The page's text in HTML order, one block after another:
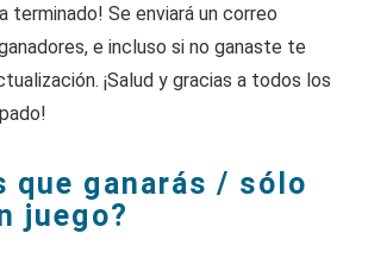
terminado! Se enviará un correo
e incluso si no ganaste te
¡Salud y gracias a todos los
que ganarás / sólo
juego?